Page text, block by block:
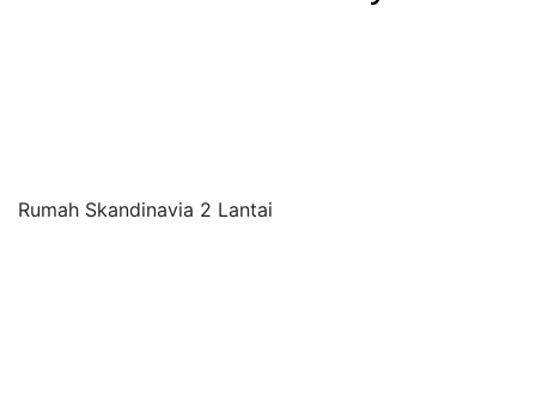
Rumah Skandinavia 2 Lantai